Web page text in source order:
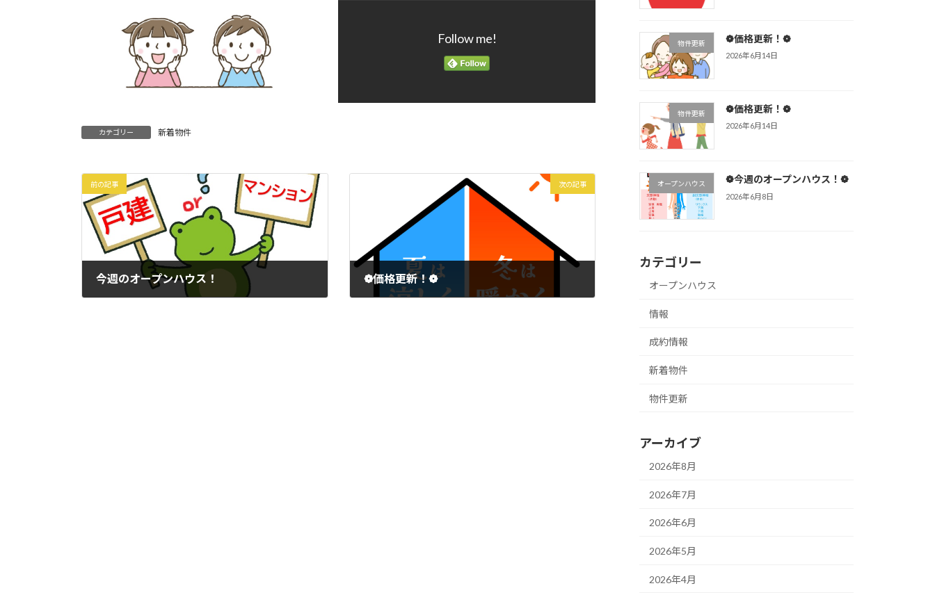
Follow me!
カテゴリー 新着物件
前の記事
今週のオープンハウス！
次の記事
❁価格更新！❁
物件更新 ❁価格更新！❁
2026年6月14日
物件更新 ❁価格更新！❁
2026年6月14日
オープンハウス ❁今週のオープンハウス！❁
2026年6月8日
カテゴリー
オープンハウス
情報
成約情報
新着物件
物件更新
アーカイブ
2026年8月
2026年7月
2026年6月
2026年5月
2026年4月